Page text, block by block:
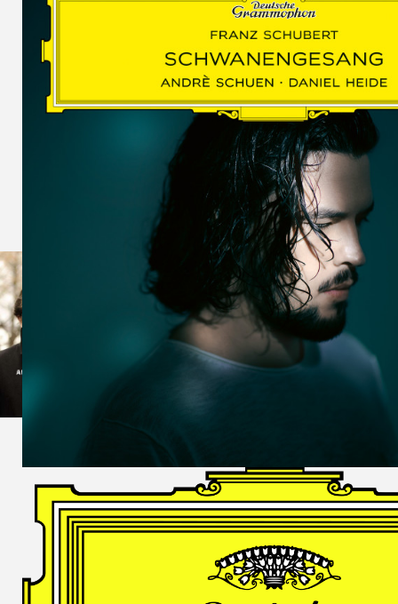
WOLF
MARTIN
SCHUMANN,
LIEDERKREIS
OP. 24
SECHS
MONOLOGE
AUS
JEDERMANN
GESÄNGE
Andrè Schuen,
Baritone
Daniel Heide,
Piano